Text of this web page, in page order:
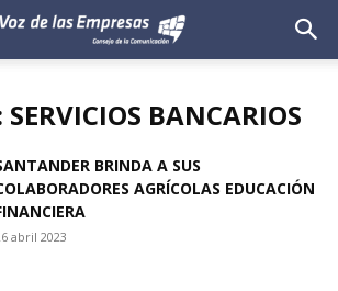
SERVICIOS BANCARIOS
BRINDA A SUS
AGRÍCOLAS EDUCACIÓN
abril 2023